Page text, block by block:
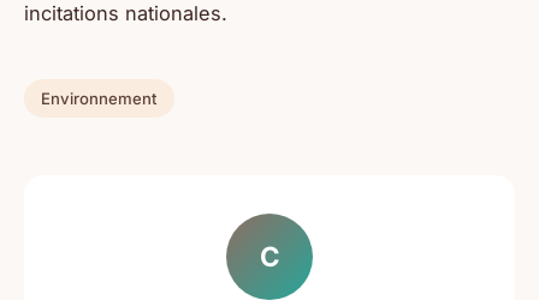
incitations nationales.
Environnement
C